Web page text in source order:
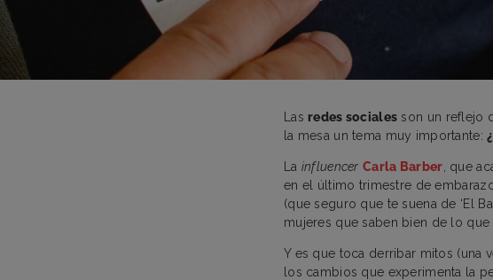
Lasredes sociales son un reflejo
la mesa un tema muy importante:
La influencer Carla Barber , que
en el último trimestre de
(que seguro que te suena de ‘El
mujeres que saben bien de lo que
Y es que toca derribar mitos (una
los cambios que experimenta la